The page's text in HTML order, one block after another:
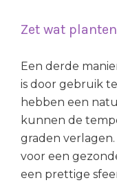
Zet wat
Een derde
is door gebruik
hebben een
kunnen de
graden
voor een
een prettige